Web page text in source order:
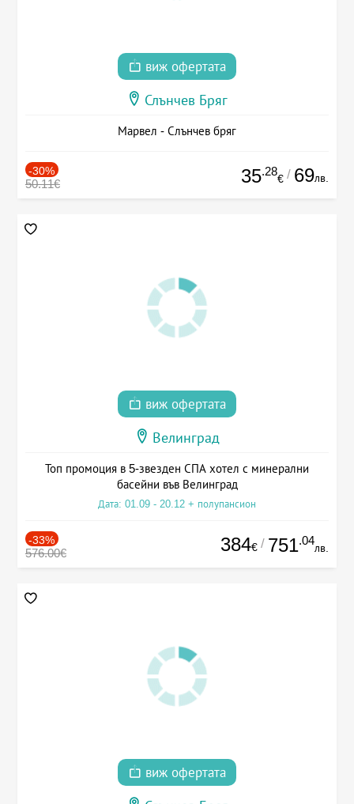
виж офертата
Слънчев Бряг
Марвел - Слънчев бряг
-30%
50.11€ 35.28
€ / 69лв.
виж офертата
Велинград
Топ промоция в 5-звезден СПА хотел с минерални
басейни във Велинград
Дата: 01.09 - 20.12 + полупансион
-33%
576.00€ 384€ / 751.04
лв.
виж офертата